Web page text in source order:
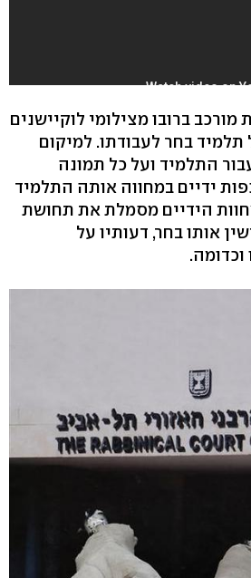
ברובו מצילומי לוקיישנים
בחר לעבודתו. למיקום
התלמיד ועל כל תמונה
כפות ידיים במחווה אותה התלמיד
הידיים מסמלת את תחושת
אותו בחר, דעותיו על
וכדומה.